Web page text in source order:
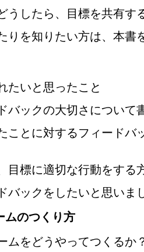
うしたら、目標を共有す
りを知りたい方は、本書
たいと思ったこと
バックの大切さについて
ことに対するフィードバ
目標に適切な行動をする
バックをしたいと思いま
ムのつくり方
ムをどうやってつくるか